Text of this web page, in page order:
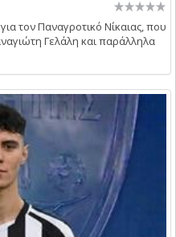
τον Παναγροτικό Νίκαιας, που
Γελάλη και παράλληλα